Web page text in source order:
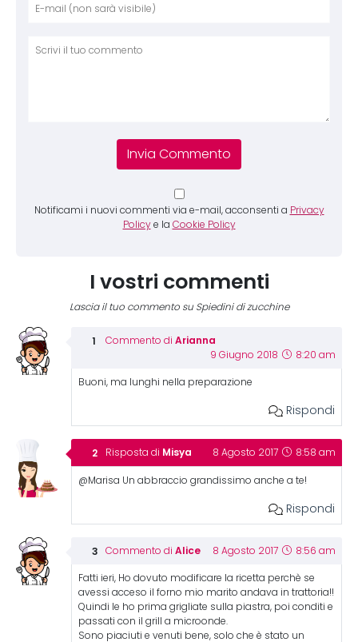
Notificami i nuovi commenti via e-mail, acconsenti a Privacy
Policy e la Cookie Policy
I vostri commenti
Lascia il tuo commento su Spiedini di zucchine
Commento di Arianna
9 Giugno 2018 8:20 am
Buoni, ma lunghi nella preparazione
Rispondi
Risposta di Misya 8 Agosto 2017 8:58 am
@Marisa Un abbraccio grandissimo anche a te!
Rispondi
Commento di Alice 8 Agosto 2017 8:56 am
Fatti ieri, Ho dovuto modificare la ricetta perchè se
avessi acceso il forno mio marito andava in trattoria!!
Quindi le ho prima grigliate sulla piastra, poi conditi e
passati con il grill a microonde.
Sono piaciuti e venuti bene, solo che è stato un